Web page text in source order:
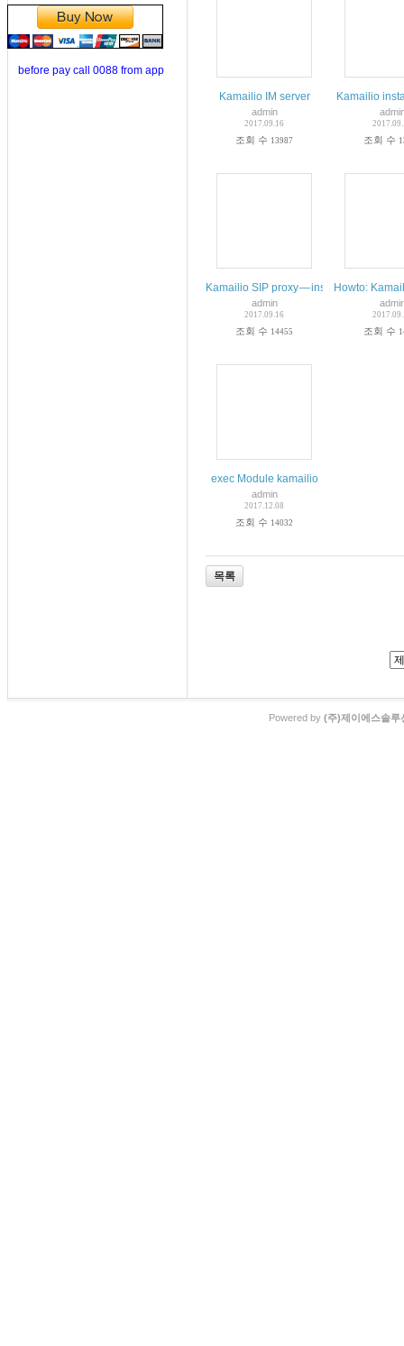
before pay call 0088 from app
Kamailio IM server
admin
2017.09.16
조회 수 13987
Kamailio
조회 수
Kamailio SIP proxy — installation and
admin
2017.09.16
조회 수 14455
Howto:
조회 수
exec Module kamailio
admin
2017.12.08
조회 수 14032
목록
Powered by (주)제이에스솔루